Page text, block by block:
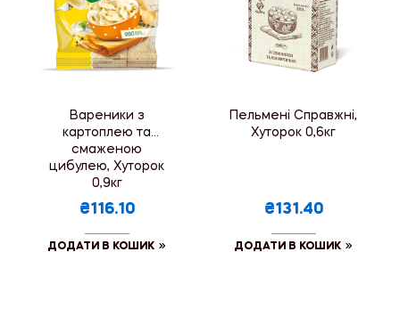
Вареники з
картоплею та
смаженою
цибулею, Хуторок
0,9кг
₴116.10
ДОДАТИ В КОШИК
Пельмені Справжні,
Хуторок 0,6кг
₴131.40
ДОДАТИ В КОШИК